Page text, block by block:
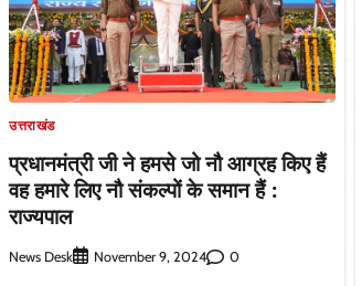
उत्तराखंड
प्रधानमंत्री जी ने हमसे जो नौ आग्रह किए हैं
वह हमारे लिए नौ संकल्पों के समान हैं :
राज्यपाल
News Desk November 9, 2024 0